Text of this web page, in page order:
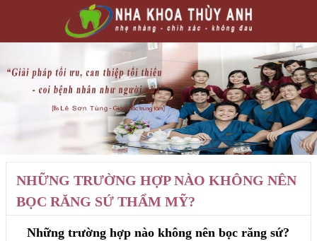
NHỮNG TRƯỜNG HỢP NÀO KHÔNG NÊN
BỌC RĂNG SỨ THẨM MỸ?
Những trường hợp nào không nên bọc răng sứ?